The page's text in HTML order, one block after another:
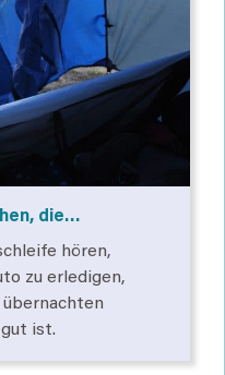
die…
hören,
zu erledigen,
ist.